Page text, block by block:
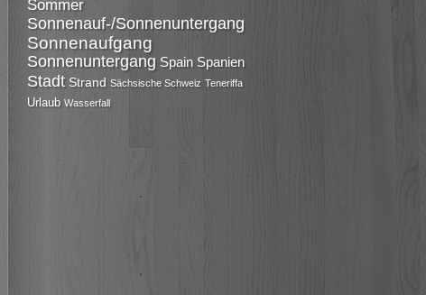
Sommer
Sonnenauf-/Sonnenuntergang
Sonnenaufgang
Sonnenuntergang Spain Spanien
Stadt Strand Sächsische Schweiz Teneriffa
Urlaub Wasserfall